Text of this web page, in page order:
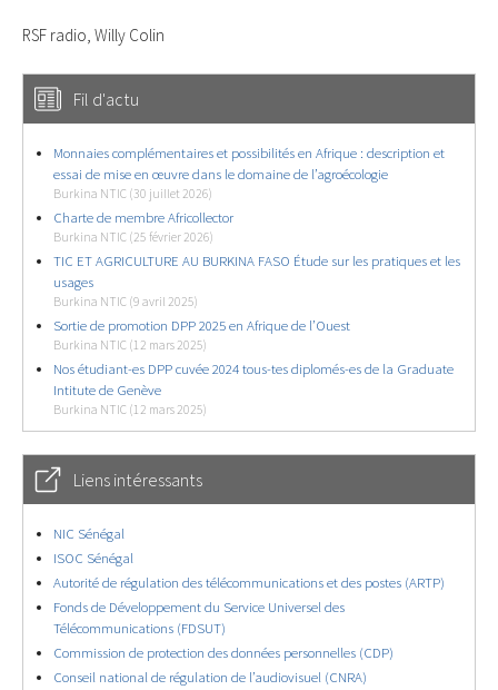
RSF radio, Willy Colin
Fil d'actu
Monnaies complémentaires et possibilités en Afrique : description et
essai de mise en œuvre dans le domaine de l’agroécologie
Burkina NTIC (30 juillet 2026)
Charte de membre Africollector
Burkina NTIC (25 février 2026)
TIC ET AGRICULTURE AU BURKINA FASO Étude sur les pratiques et les
usages
Burkina NTIC (9 avril 2025)
Sortie de promotion DPP 2025 en Afrique de l’Ouest
Burkina NTIC (12 mars 2025)
Nos étudiant-es DPP cuvée 2024 tous-tes diplomés-es de la Graduate
Intitute de Genève
Burkina NTIC (12 mars 2025)
Liens intéressants
NIC Sénégal
ISOC Sénégal
Autorité de régulation des télécommunications et des postes (ARTP)
Fonds de Développement du Service Universel des
Télécommunications (FDSUT)
Commission de protection des données personnelles (CDP)
Conseil national de régulation de l’audiovisuel (CNRA)